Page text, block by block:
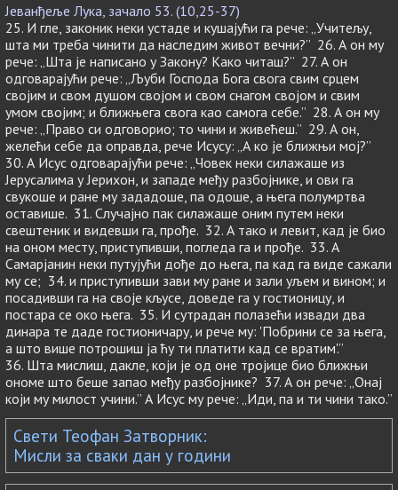
Јеванђеље Лука, зачало 53. (10,25-37)
25. И гле, законик неки устаде и кушајући га рече: „Учитељу,
шта ми треба чинити да наследим живот вечни?” 26. А он му
рече: „Шта је написано у Закону? Како читаш?” 27. А он
одговарајући рече: „Љуби Господа Бога свога свим срцем
својим и свом душом својом и свом снагом својом и свим
умом својим; и ближњега свога као самога себе.” 28. А он му
рече: „Право си одговорио; то чини и живећеш.” 29. А он,
желећи себе да оправда, рече Исусу: „А ко је ближњи мој?”
30. А Исус одговарајући рече: „Човек неки силажаше из
Јерусалима у Јерихон, и западе међу разбојнике, и ови га
свукоше и ране му зададоше, па одоше, а њега полумртва
оставише. 31. Случајно пак силажаше оним путем неки
свештеник и видевши га, прође. 32. А тако и левит, кад је био
на оном месту, приступивши, погледа га и прође. 33. А
Самарјанин неки путујући дође до њега, па кад га виде сажали
му се; 34. и приступивши зави му ране и зали уљем и вином; и
посадивши га на своје кљусе, доведе га у гостионицу, и
постара се око њега. 35. И сутрадан полазећи извади два
динара те даде гостионичару, и рече му: 'Побрини се за њега,
а што више потрошиш ја ћу ти платити кад се вратим'.”
36. Шта мислиш, дакле, који је од оне тројице био ближњи
ономе што беше запао међу разбојнике? 37. А он рече: „Онај
који му милост учини.” А Исус му рече: „Иди, па и ти чини тако.”
Свети Теофан Затворник:
Мисли за сваки дан у години